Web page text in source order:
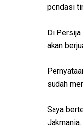
pondasi
Di Persija
akan
sudah
Saya